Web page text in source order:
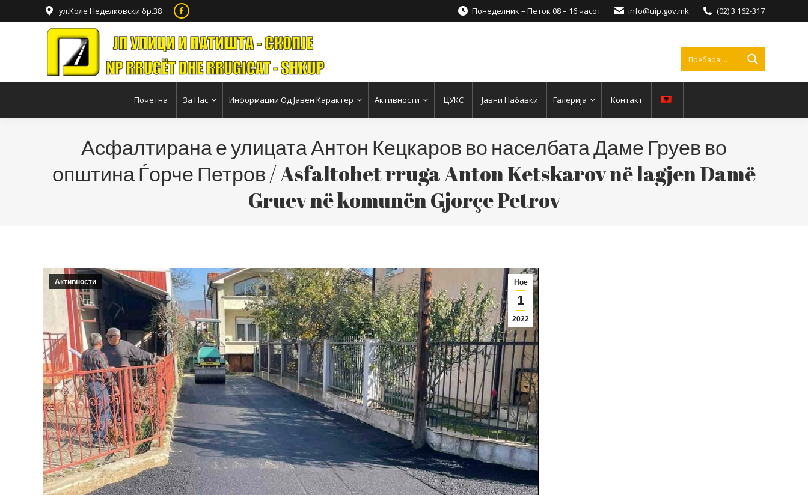
ул.Коле Неделковски бр.38
Facebook
page
opens
in
new
window
Понеделник – Петок 08 – 16 часот info@uip.gov.mk (02) 3 162-317
Почетна За Нас Информации Од Јавен Карактер Активности ЦУКС Јавни Набавки Галерија Контакт
Асфалтирана е улицата Антон Кецкаров во населбата Даме Груев во
општина Ѓорче Петров / Asfaltohet rruga Anton Ketskarov në lagjen Damë
Gruev në komunën Gjorçe Petrov
Ное
1
2022
Активности